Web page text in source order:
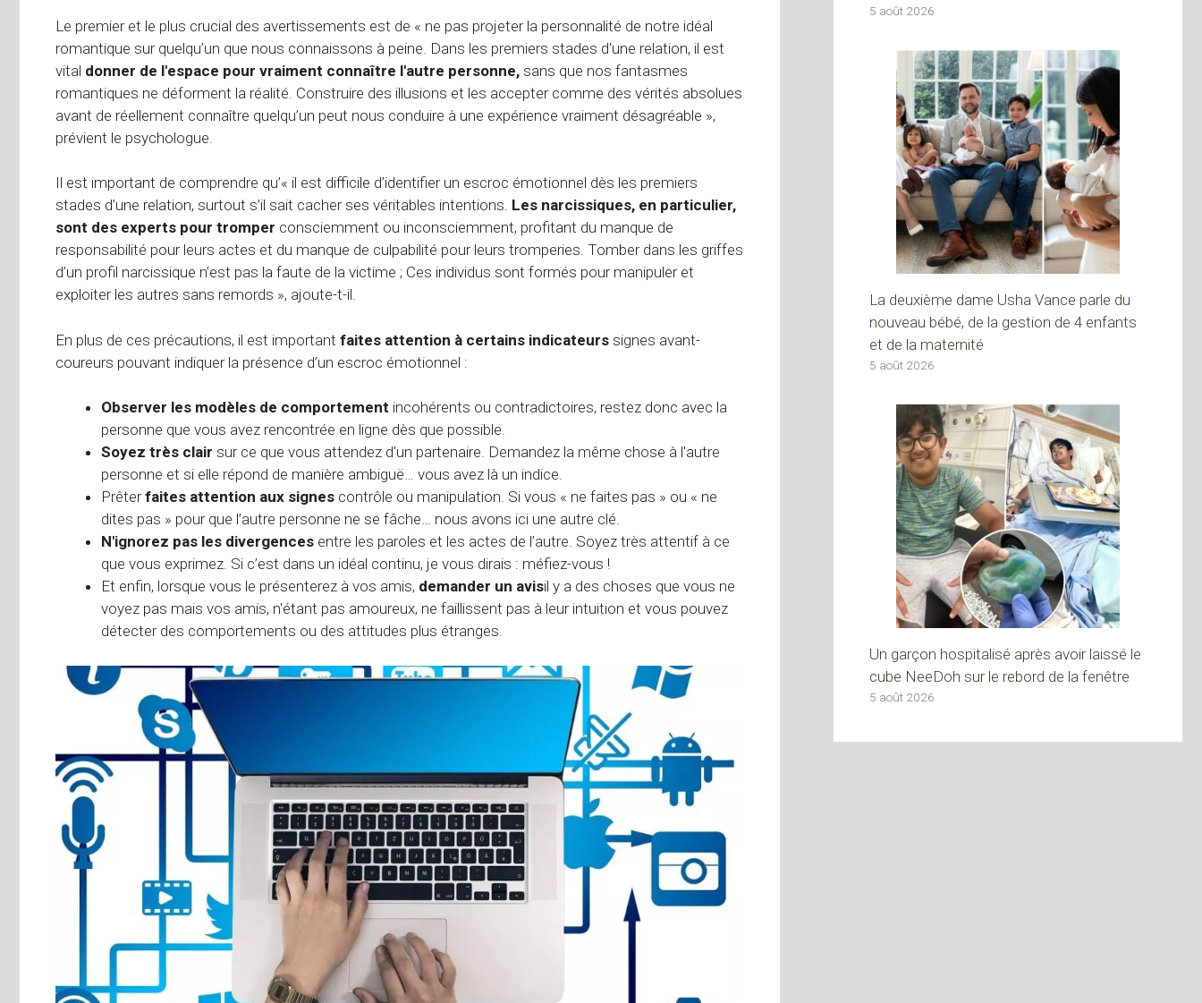
Le premier et le plus crucial des avertissements est de « ne pas projeter la personnalité de notre idéal
romantique sur quelqu’un que nous connaissons à peine. Dans les premiers stades d'une relation, il est
vital donner de l'espace pour vraiment connaître l'autre personne, sans que nos fantasmes
romantiques ne déforment la réalité. Construire des illusions et les accepter comme des vérités absolues
avant de réellement connaître quelqu’un peut nous conduire à une expérience vraiment désagréable »,
prévient le psychologue.
Il est important de comprendre qu’« il est difficile d’identifier un escroc émotionnel dès les premiers
stades d’une relation, surtout s’il sait cacher ses véritables intentions. Les narcissiques, en particulier,
sont des experts pour tromper consciemment ou inconsciemment, profitant du manque de
responsabilité pour leurs actes et du manque de culpabilité pour leurs tromperies. Tomber dans les griffes
d’un profil narcissique n’est pas la faute de la victime ; Ces individus sont formés pour manipuler et
exploiter les autres sans remords », ajoute-t-il.
En plus de ces précautions, il est important faites attention à certains indicateurs signes avant-
coureurs pouvant indiquer la présence d’un escroc émotionnel :
Observer les modèles de comportement incohérents ou contradictoires, restez donc avec la
personne que vous avez rencontrée en ligne dès que possible.
Soyez très clair sur ce que vous attendez d'un partenaire. Demandez la même chose à l'autre
personne et si elle répond de manière ambiguë… vous avez là un indice.
Prêterfaites attention aux signes contrôle ou manipulation. Si vous « ne faites pas » ou « ne
dites pas » pour que l’autre personne ne se fâche… nous avons ici une autre clé.
N'ignorez pas les divergences entre les paroles et les actes de l’autre. Soyez très attentif à ce
que vous exprimez. Si c’est dans un idéal continu, je vous dirais : méfiez-vous !
Et enfin, lorsque vous le présenterez à vos amis, demander un avisil y a des choses que vous ne
voyez pas mais vos amis, n'étant pas amoureux, ne faillissent pas à leur intuition et vous pouvez
détecter des comportements ou des attitudes plus étranges.
5 août 2026
La deuxième dame Usha Vance parle du
nouveau bébé, de la gestion de 4 enfants
et de la maternité
5 août 2026
Un garçon hospitalisé après avoir laissé le
cube NeeDoh sur le rebord de la fenêtre
5 août 2026